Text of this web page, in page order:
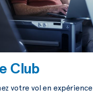
Club
votre vol en expérience